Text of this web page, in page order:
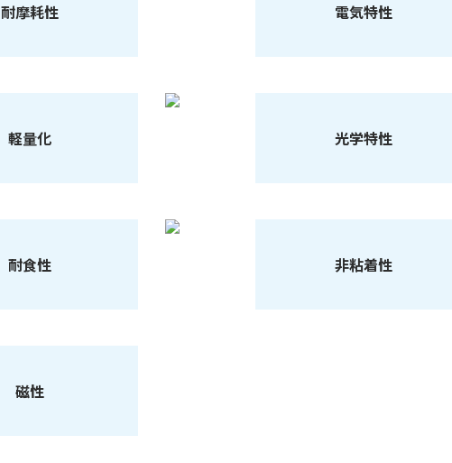
耐摩耗性 電気特性
軽量化 光学特性
耐食性 非粘着性
磁性